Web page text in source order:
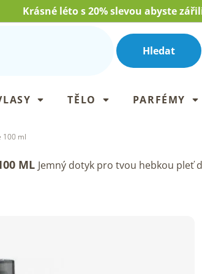
Krásné léto s 20% slevou abyste
Hledat
TĚLO PARFÉMY
100 ml
ML Jemný dotyk pro tvou hebkou pleť